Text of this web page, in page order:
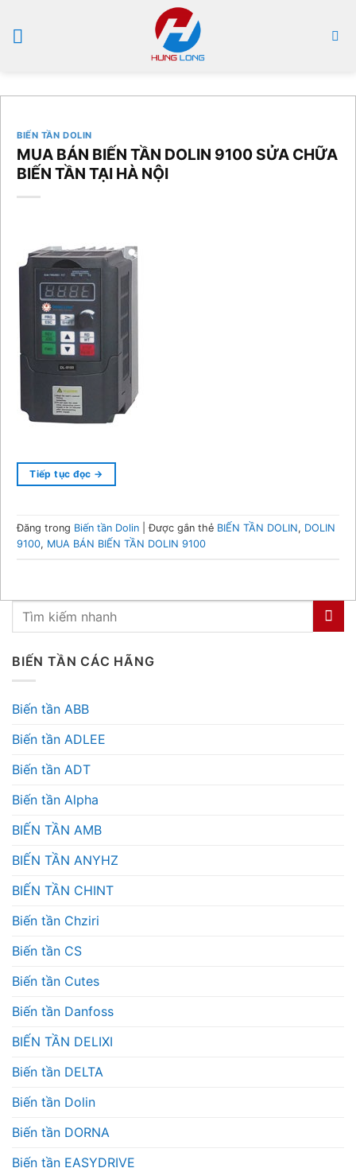
qua
nội
BIẾN TẦN CÁC HÃNG
Biến tần ABB
Biến tần ADLEE
Biến tần ADT
Biến tần Alpha
BIẾN TẦN AMB
BIẾN TẦN ANYHZ
BIẾN TẦN CHINT
Biến tần Chziri
Biến tần CS
Biến tần Cutes
Biến tần Danfoss
BIẾN TẦN DELIXI
Biến tần DELTA
Biến tần Dolin
Biến tần DORNA
Biến tần EASYDRIVE
BIẾN TẦN DOLIN
MUA BÁN BIẾN TẦN DOLIN 9100 SỬA CHỮA
BIẾN TẦN TẠI HÀ NỘI
Tiếp tục đọc →
Đăng trong Biến tần Dolin |Được gắn thẻ BIẾN TẦN DOLIN, DOLIN
9100, MUA BÁN BIẾN TẦN DOLIN 9100